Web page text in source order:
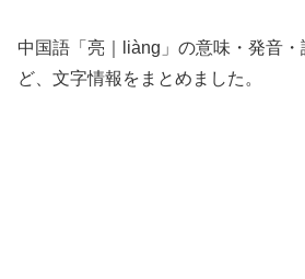
中国語「亮｜liàng」の意味・発音
ど、文字情報をまとめました。